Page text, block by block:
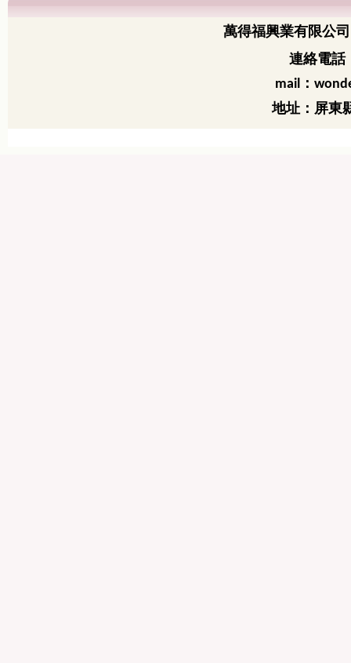
萬得福興業有限公司
連絡電
mail ：
地址：屏東